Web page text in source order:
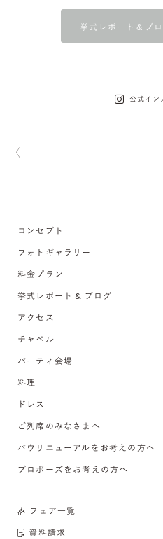
挙式レポート＆ブ
公式イン
コンセプト
フォトギャラリー
料金プラン
挙式レポート & ブログ
アクセス
チャペル
パーティ会場
料理
ドレス
ご列席のみなさまへ
バウリニューアルをお考えの方へ
プロポーズをお考えの方へ
フェア一覧
資料請求